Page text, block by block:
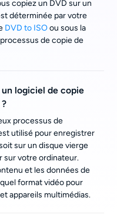
copiez un DVD sur un
déterminée par votre
DVD to ISOou sous la
de copie de
logiciel de copie
processus de
utilisé pour enregistrer
sur un disque vierge
sur votre ordinateur.
et les données de
format vidéo pour
appareils multimédias.